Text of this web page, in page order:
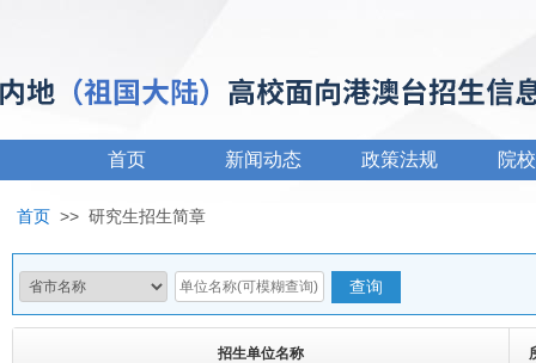
首页 新闻动态 政策法规 院
首页 >> 研究生招生简章
招生单位名称